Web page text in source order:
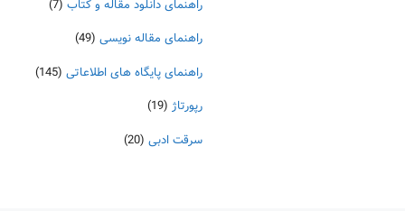
راهنمای دانلود مقاله و کتاب (7)
راهنمای مقاله نویسی (49)
راهنمای پایگاه های اطلاعاتی (145)
رپورتاژ (19)
سرقت ادبی (20)